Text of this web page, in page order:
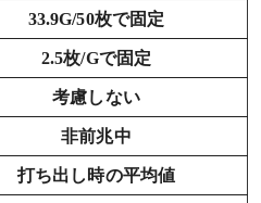
33.9G/50枚で固定
2.5枚/Gで固定
考慮しない
非前兆中
打ち出し時の平均値